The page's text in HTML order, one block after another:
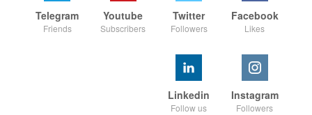
Facebook
Likes
Twitter
Followers
Youtube
Subscribers
Telegram
Friends
Instagram
Followers
Linkedin
Follow us